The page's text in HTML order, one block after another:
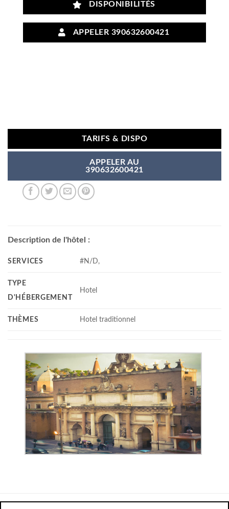
DISPONIBILITÉS
APPELER 390632600421
TARIFS & DISPO
APPELER AU
390632600421
Description de l'hôtel :
SERVICES #N/D,
TYPE
D'HÉBERGEMENT
Hotel
THÈMES Hotel traditionnel